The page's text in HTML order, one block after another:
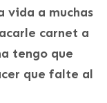
a muchas
carnet a
tengo que
que falte al